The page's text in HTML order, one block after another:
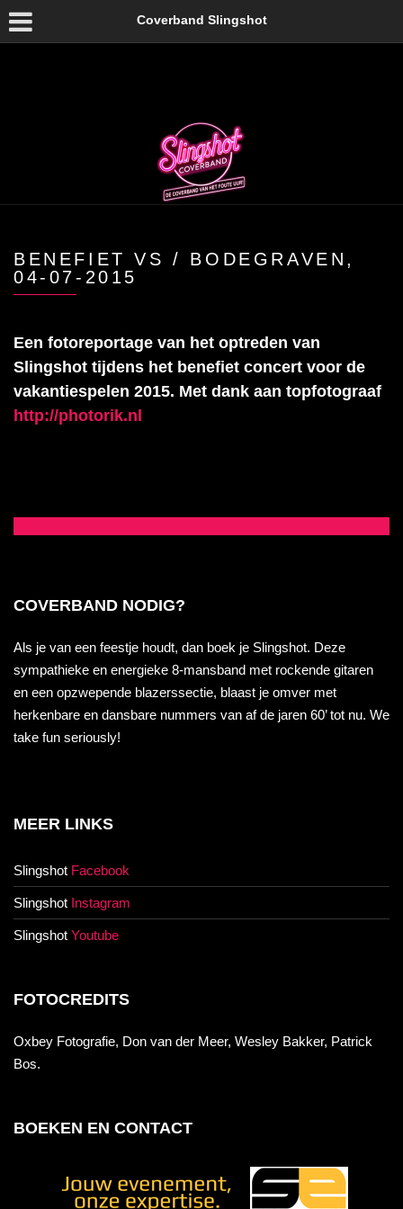
Coverband Slingshot
BENEFIET VS / BODEGRAVEN,
04-07-2015
Een fotoreportage van het optreden van
Slingshot tijdens het benefiet concert voor de
vakantiespelen 2015. Met dank aan topfotograaf
http://photorik.nl
COVERBAND NODIG?
Als je van een feestje houdt, dan boek je Slingshot. Deze
sympathieke en energieke 8-mansband met rockende gitaren
en een opzwepende blazerssectie, blaast je omver met
herkenbare en dansbare nummers van af de jaren 60’ tot nu. We
take fun seriously!
MEER LINKS
Slingshot Facebook
Slingshot Instagram
Slingshot Youtube
FOTOCREDITS
Oxbey Fotografie, Don van der Meer, Wesley Bakker, Patrick
Bos.
BOEKEN EN CONTACT